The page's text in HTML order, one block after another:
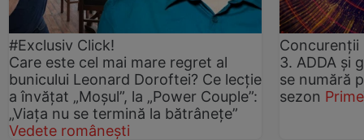
#Exclusiv Click!
Care este cel mai mare regret al
bunicului Leonard Doroftei? Ce lecție
a învățat „Moșul”, la „Power Couple”:
„Viața nu se termină la bătrânețe”
Vedete românești
Concurenții
3. ADDA și
se numără
sezon